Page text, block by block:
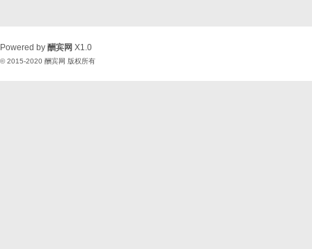
Powered by 酬宾网 X1.0
© 2015-2020 酬宾网 版权所有